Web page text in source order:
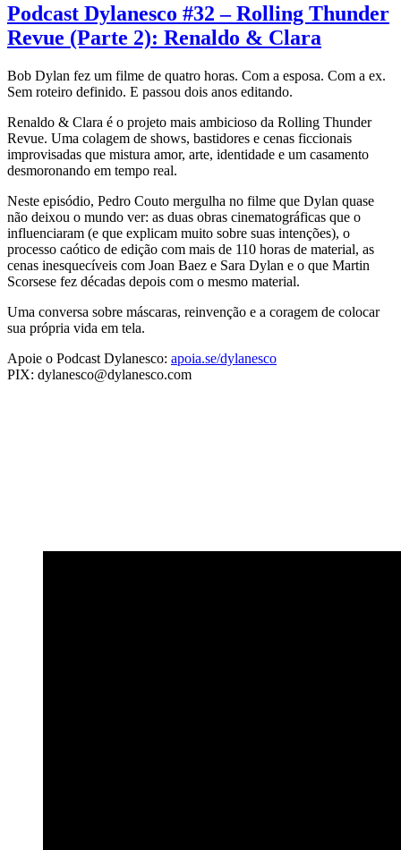
Podcast Dylanesco #32 – Rolling Thunder
Revue (Parte 2): Renaldo & Clara
Bob Dylan fez um filme de quatro horas. Com a esposa. Com a ex.
Sem roteiro definido. E passou dois anos editando.
Renaldo & Clara é o projeto mais ambicioso da Rolling Thunder
Revue. Uma colagem de shows, bastidores e cenas ficcionais
improvisadas que mistura amor, arte, identidade e um casamento
desmoronando em tempo real.
Neste episódio, Pedro Couto mergulha no filme que Dylan quase
não deixou o mundo ver: as duas obras cinematográficas que o
influenciaram (e que explicam muito sobre suas intenções), o
processo caótico de edição com mais de 110 horas de material, as
cenas inesquecíveis com Joan Baez e Sara Dylan e o que Martin
Scorsese fez décadas depois com o mesmo material.
Uma conversa sobre máscaras, reinvenção e a coragem de colocar
sua própria vida em tela.
Apoie o Podcast Dylanesco: apoia.se/dylanesco
PIX: dylanesco@dylanesco.com